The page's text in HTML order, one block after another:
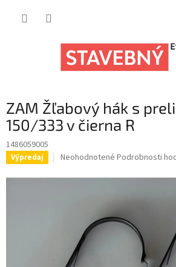
ZAM Žľabový hák s
150/333 v čierna R
1486059005
Výpredaj
Priemerné
produktu
hviezdičiek.
Neohodnotené Podrobnosti